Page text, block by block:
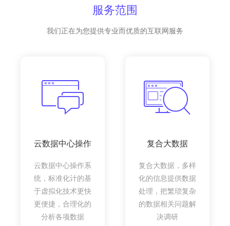
服务范围
我们正在为您提供专业而优质的互联网服务
云数据中心操作
云数据中心操作系
统，标准化计的基
于虚拟化技术更快
更便捷，合理化的
分析各项数据
复合大数据
复合大数据，多样
化的信息提供数据
处理，把繁琐复杂
的数据相关问题解
决调研